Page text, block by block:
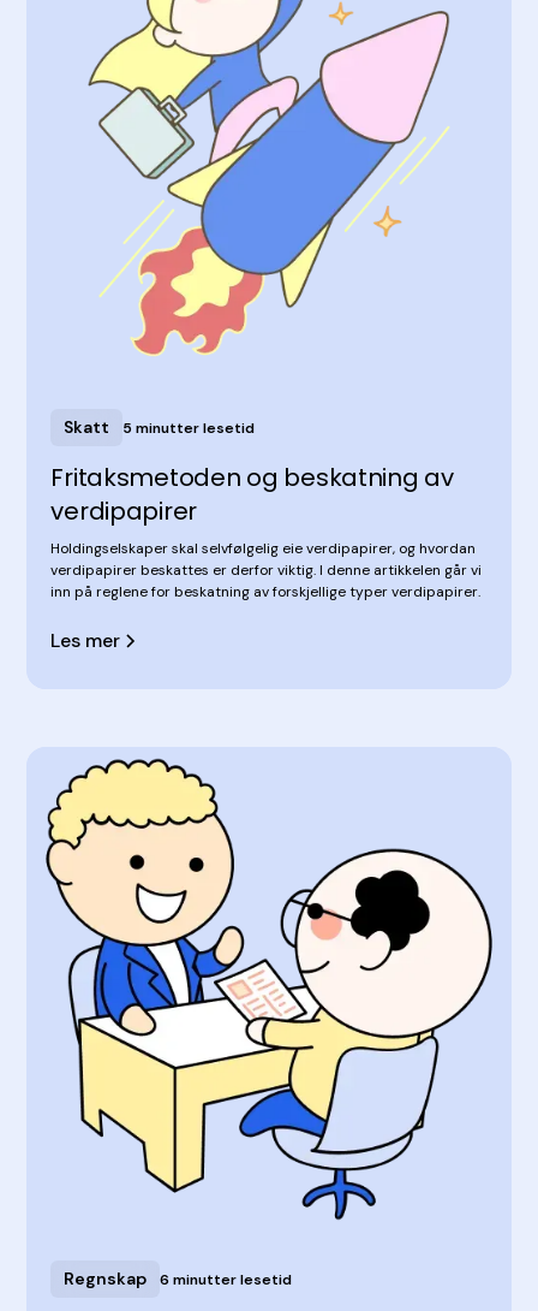
Skatt 5 minutter lesetid
Fritaksmetoden og beskatning av
verdipapirer
Holdingselskaper skal selvfølgelig eie verdipapirer, og hvordan
verdipapirer beskattes er derfor viktig. I denne artikkelen går vi
inn på reglene for beskatning av forskjellige typer verdipapirer.
Les mer
Regnskap 6 minutter lesetid